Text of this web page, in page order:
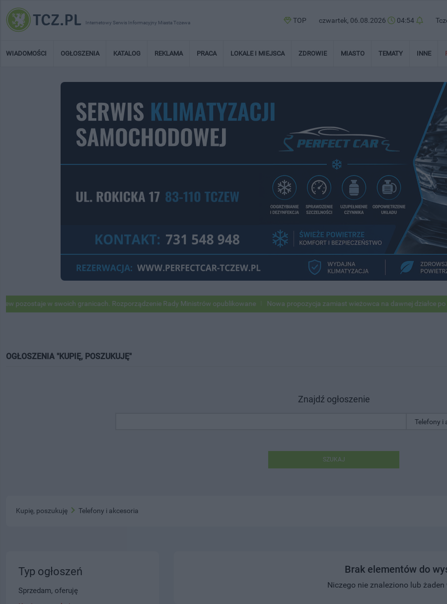
Internetowy Serwis Informacyjny Miasta Tczewa TOP czwartek, 06.08.2026 04:54
WIADOMOŚCI OGŁOSZENIA KATALOG REKLAMA PRACA LOKALE I MIEJSCA ZDROWIE MIASTO TEMATY INNE
w swoich granicach. Rozporządzenie Rady Ministrów opublikowane Nowa propozycja zamiast wieżowca na dawnej działce po USC
OGŁOSZENIA "KUPIĘ, POSZUKUJĘ"
Znajdź ogłoszenie
SZUKAJ
Kupię, poszukuję Telefony i akcesoria
Brak elementów do
Niczego nie znaleziono lub
Typ ogłoszeń
Sprzedam, oferuję